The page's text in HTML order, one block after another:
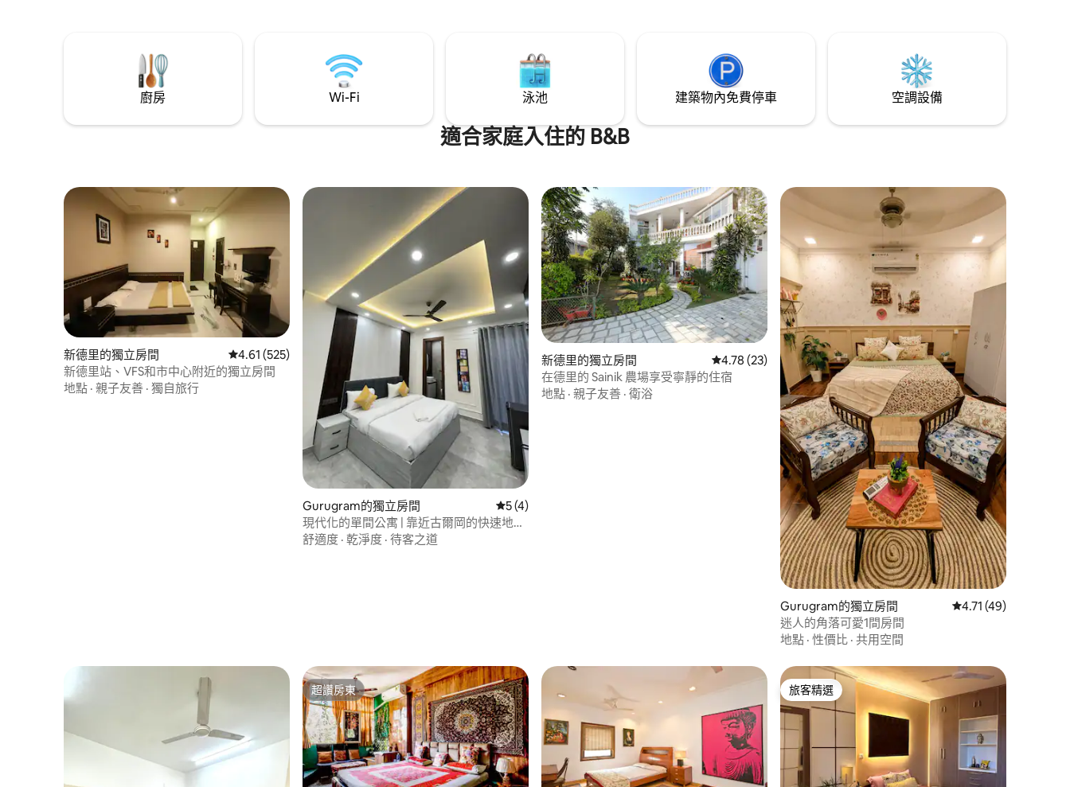
間不提供早餐
廚房 Wi-Fi 泳池 建築物內免費停車 空調設備
適合家庭入住的 B&B
新德里的獨立房間 從 525 則評價中獲得 4.61 的平均評分（滿分 5 分）
4.61 (525)
新德里站、VFS和市中心附近的獨立房間
地點 · 親子友善 · 獨自旅行
Gurugram的獨立房間 從 4 則評價中獲得 5 的平均評分（滿分 5 分）
5 (4)
現代化的單間公寓 | 靠近古爾岡的快速地
鐵。
舒適度 · 乾淨度 · 待客之道
新德里的獨立房間 從 23 則評價中獲得 4.78 的平均評分（滿分 5 分）
4.78 (23)
在德里的 Sainik 農場享受寧靜的住宿
地點 · 親子友善 · 衛浴
Gurugram的獨立房間 從 49 則評價中獲得
4.71 (49)
迷人的角落可愛1間房間
地點 · 性價比 · 共用空間
超讚房東
超讚房東 旅客精選
旅客精選